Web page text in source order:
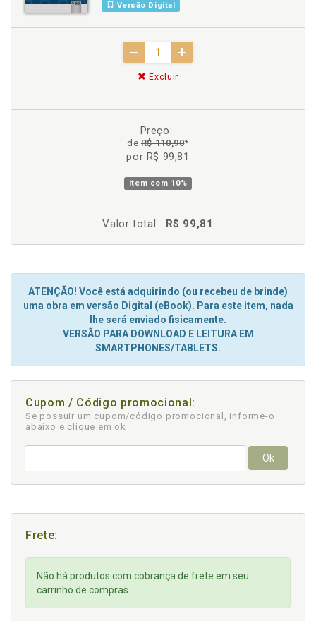
Versão Digital
Excluir
Preço:
deR$ 110,90*
por R$ 99,81
item com 10%
Valor total: R$ 99,81
ATENÇÃO! Você está adquirindo (ou recebeu de brinde)
uma obra em versão Digital (eBook). Para este item, nada
lhe será enviado fisicamente.
VERSÃO PARA DOWNLOAD E LEITURA EM
SMARTPHONES/TABLETS.
Cupom / Código promocional:
Se possuir um cupom/código promocional, informe-o
abaixo e clique em ok
Ok
Frete:
Não há produtos com cobrança de frete em seu
carrinho de compras.